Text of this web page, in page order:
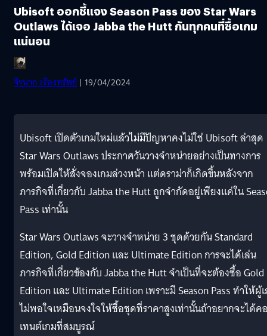
Ubisoft ออกชี้แจง Season Pass ของ Star Wars
Outlaws ได้เจอ Jabba the Hutt กันทุกคนที่ซื้อเกม
แน่นอน
จีรนาถ เรืองทรัพย์ | 19/04/2024
Ubisoft เปิดตัวเกมใหม่แล้วไม่มีปัญหาคงไม่ใช่ Ubisoft ล่าสุด
Star Wars Outlaws ประกาศวันวางจำหน่ายอย่างเป็นทางการ
พร้อมเปิดให้สั่งจองเกมล่วงหน้า แต่ดราม่าก็เกิดขึ้นหลังจาก
ภารกิจที่เกี่ยวกับ Jabba the Hutt ถูกจำกัดอยู่เพียงแค่ใน
Pass เท่านั้น
Star Wars Outlaws จะวางจำหน่าย 3 ชุดด้วยกัน Standard
Edition, Gold Edition และ Ultimate Edition การจะได้เล่น
ภารกิจที่เกี่ยวข้องกับ Jabba the Hutt จำเป็นที่จะต้องซื้อ Gold
Edition และ Ultimate Edition เพราะมี Season Pass ทำให้ผู้
ไม่พอใจเหมือนจงใจให้ซื้อชุดที่ราคาสูงเท่านั้นถ้าอยากจะได้ค
เทนต์เกมที่สมบูรณ์